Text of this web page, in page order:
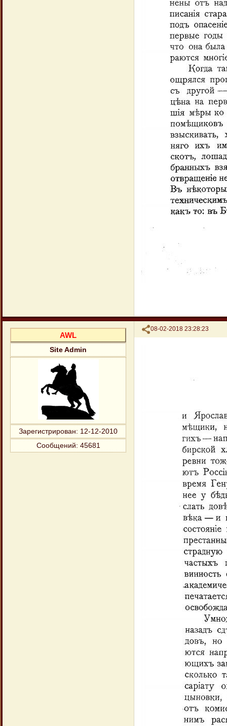
Поделиться
08-02-2018 23:28:23
AWL
Site Admin
Зарегистрирован: 12-12-2010
Сообщений: 45681